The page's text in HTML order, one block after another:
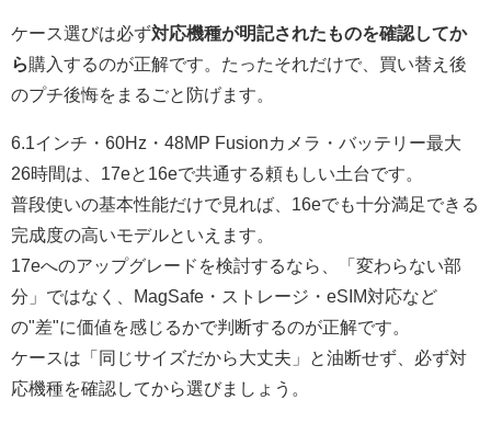
ケース選びは必ず対応機種が明記されたものを確認してか
ら購入するのが正解です。たったそれだけで、買い替え後
のプチ後悔をまるごと防げます。
6.1インチ・60Hz・48MP Fusionカメラ・バッテリー最大
26時間は、17eと16eで共通する頼もしい土台です。
普段使いの基本性能だけで見れば、16eでも十分満足できる
完成度の高いモデルといえます。
17eへのアップグレードを検討するなら、「変わらない部
分」ではなく、MagSafe・ストレージ・eSIM対応など
の"差"に価値を感じるかで判断するのが正解です。
ケースは「同じサイズだから大丈夫」と油断せず、必ず対
応機種を確認してから選びましょう。